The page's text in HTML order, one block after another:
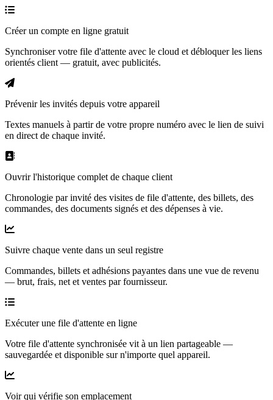
Créer un compte en ligne gratuit
Synchroniser votre file d'attente avec le cloud et débloquer les liens
orientés client — gratuit, avec publicités.
Prévenir les invités depuis votre appareil
Textes manuels à partir de votre propre numéro avec le lien de suivi
en direct de chaque invité.
Ouvrir l'historique complet de chaque client
Chronologie par invité des visites de file d'attente, des billets, des
commandes, des documents signés et des dépenses à vie.
Suivre chaque vente dans un seul registre
Commandes, billets et adhésions payantes dans une vue de revenu
— brut, frais, net et ventes par fournisseur.
Exécuter une file d'attente en ligne
Votre file d'attente synchronisée vit à un lien partageable —
sauvegardée et disponible sur n'importe quel appareil.
Voir qui vérifie son emplacement